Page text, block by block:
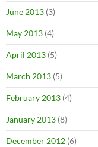
June 2013 (3)
May 2013 (4)
April 2013 (5)
March 2013 (5)
February 2013 (4)
January 2013 (8)
December 2012 (6)